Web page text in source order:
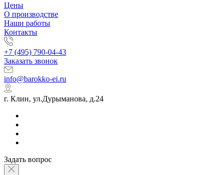
Цены
О производстве
Наши работы
Контакты
+7 (495) 790-04-43
Заказать звонок
info@barokko-ei.ru
г. Клин, ул.Дурыманова, д.24
Задать вопрос